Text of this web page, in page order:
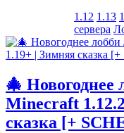
1.12 1.13
сервера
🎄 Новогоднее
Minecraft
сказка [+